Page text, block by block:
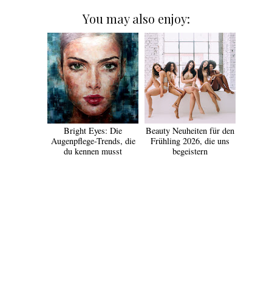
You may also enjoy:
Bright Eyes: Die
Augenpflege-Trends, die
du kennen musst
Beauty Neuheiten für den
Frühling 2026, die uns
begeistern